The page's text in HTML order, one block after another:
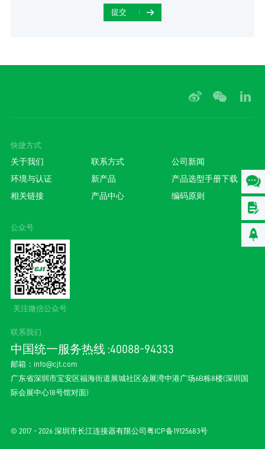
提交
联系我们
中国统一服务热线 :40088-94333
邮箱： info@cjt.com
广东省深圳市宝安区福海街道展城社区会展湾中港广场6B栋8楼(深圳国
际会展中心18号馆对面)
© 2017 - 2026 深圳市长江连接器有限公司 粤ICP备19125683号
快捷方式
关于我们 联系方式 公司新闻
环境与认证 新产品 产品选型手册下载
相关链接 产品中心 编码原则
公众号
关注微信公众号